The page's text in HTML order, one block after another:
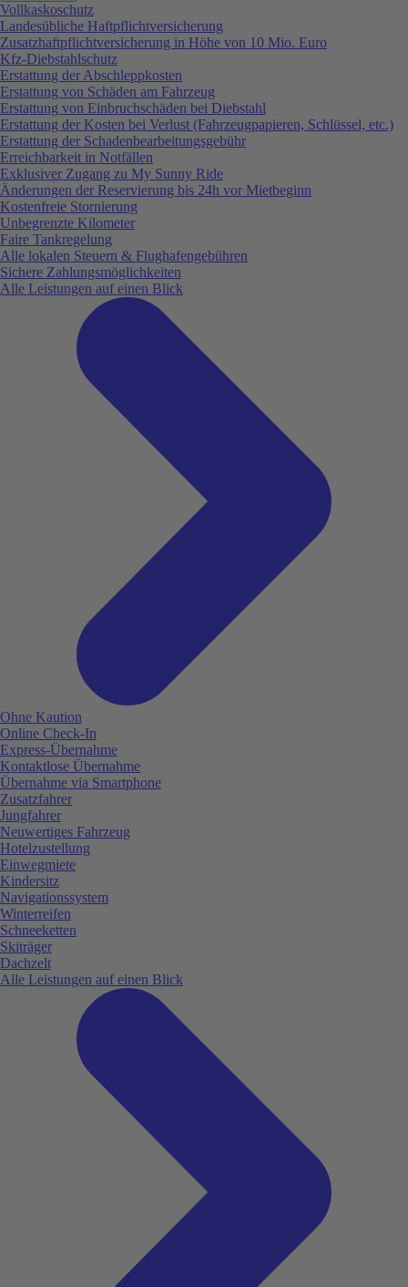
Vollkaskoschutz
Landesübliche Haftpflichtversicherung
Zusatzhaftpflichtversicherung in Höhe von 10 Mio. Euro
Kfz-Diebstahlschutz
Erstattung der Abschleppkosten
Erstattung von Schäden am Fahrzeug
Erstattung von Einbruchschäden bei Diebstahl
Erstattung der Kosten bei Verlust (Fahrzeugpapieren, Schlüssel, etc.)
Erstattung der Schadenbearbeitungsgebühr
Erreichbarkeit in Notfällen
Exklusiver Zugang zu My Sunny Ride
Änderungen der Reservierung bis 24h vor Mietbeginn
Kostenfreie Stornierung
Unbegrenzte Kilometer
Faire Tankregelung
Alle lokalen Steuern & Flughafengebühren
Sichere Zahlungsmöglichkeiten
Alle Leistungen auf einen Blick
Ohne Kaution
Online Check-In
Express-Übernahme
Kontaktlose Übernahme
Übernahme via Smartphone
Zusatzfahrer
Jungfahrer
Neuwertiges Fahrzeug
Hotelzustellung
Einwegmiete
Kindersitz
Navigationssystem
Winterreifen
Schneeketten
Skiträger
Dachzelt
Alle Leistungen auf einen Blick